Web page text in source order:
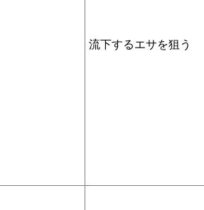
流下するエサを狙う